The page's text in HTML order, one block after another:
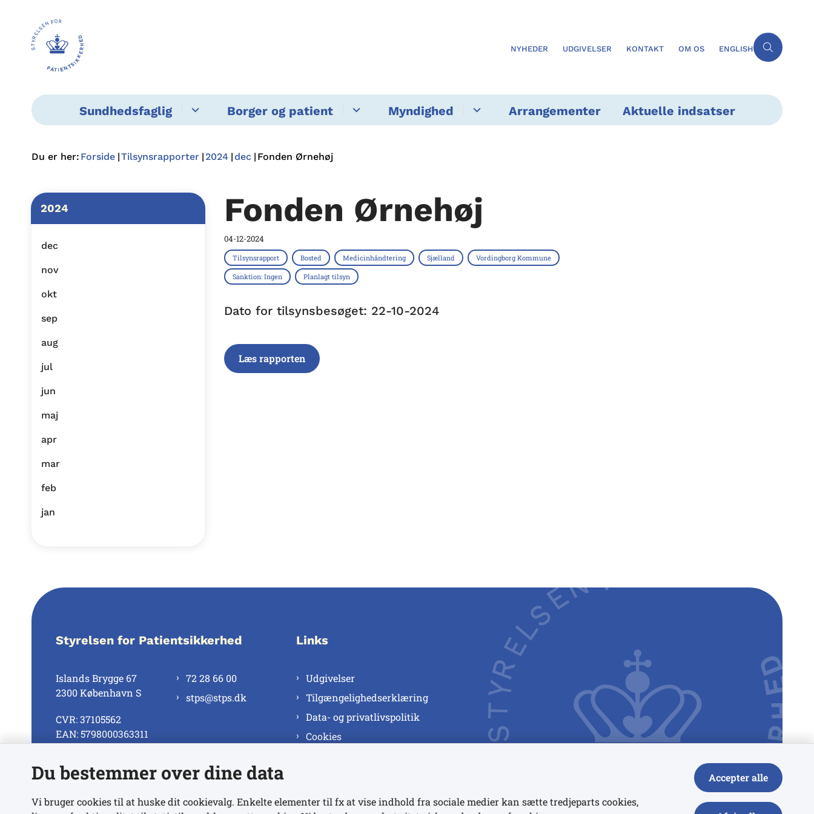
NYHEDER UDGIVELSER KONTAKT OM OS ENGLISH
Sundhedsfaglig Borger og patient Myndighed Arrangementer Aktuelle indsatser
Du er her: Forside Tilsynsrapporter 2024 dec Fonden Ørnehøj
2024
dec
nov
okt
sep
aug
jul
jun
maj
apr
mar
feb
jan
Fonden Ørnehøj
04-12-2024
Tilsynsrapport Bosted Medicinhåndtering Sjælland Vordingborg Kommune
Sanktion: Ingen Planlagt tilsyn
Dato for tilsynsbesøget: 22-10-2024
Læs rapporten
Styrelsen for Patientsikkerhed
Islands Brygge 67
2300 København S
CVR: 37105562
EAN: 5798000363311
72 28 66 00
stps@stps.dk
Se alle kontaktnumre
Links
Udgivelser
Tilgængelighedserklæring
Data- og privatlivspolitik
Cookies
Du bestemmer over dine data
Vi bruger cookies til at huske dit cookievalg. Enkelte elementer til fx at vise indhold fra sociale medier kan sætte tredjeparts cookies,
Accepter alle